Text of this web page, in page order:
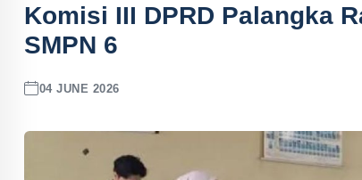
Komisi III DPRD Palangka
SMPN 6
04 JUNE 2026